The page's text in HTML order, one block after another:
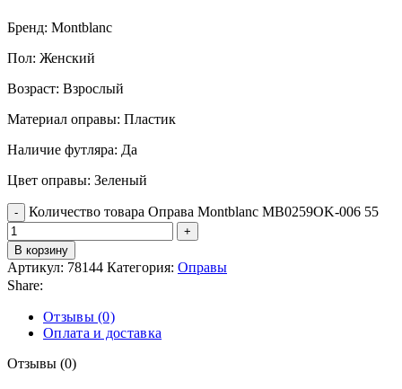
Бренд: Montblanc
Пол: Женский
Возраст: Взрослый
Материал оправы: Пластик
Наличие футляра: Да
Цвет оправы: Зеленый
Количество товара Оправа Montblanc MB0259OK-006 55
В корзину
Артикул: 78144 Категория: Оправы
Share:
Отзывы (0)
Оплата и доставка
Отзывы (0)